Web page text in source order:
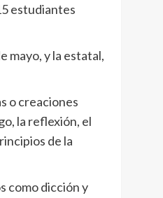
estudiantes
mayo, y la estatal,
o creaciones
la reflexión, el
de la
como dicción y